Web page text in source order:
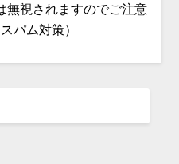
無視されますのでご注意
パム対策）